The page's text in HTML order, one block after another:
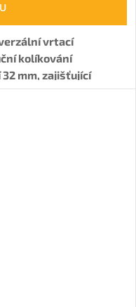
vrtací
kolíkování
mm, zajišťující